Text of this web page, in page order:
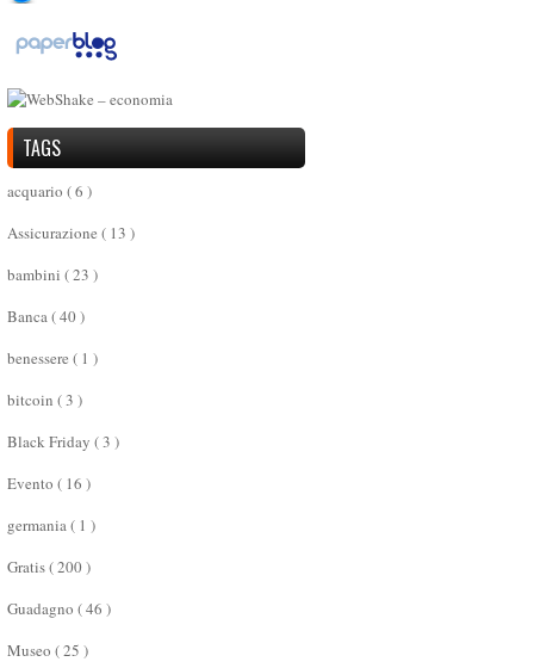
TAGS
acquario ( 6 )
Assicurazione ( 13 )
bambini ( 23 )
Banca( 40 )
benessere ( 1 )
bitcoin ( 3 )
Black Friday ( 3 )
Evento ( 16 )
germania( 1 )
Gratis( 200 )
Guadagno ( 46 )
Museo ( 25 )